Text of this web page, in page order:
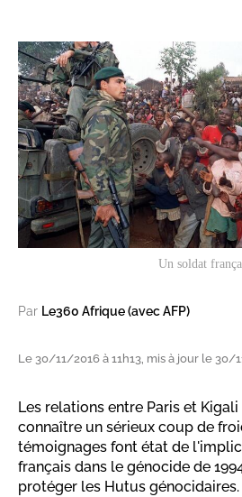
Un soldat
Par Le360 Afrique (avec AFP)
Le 30/11/2016 à 11h13, mis à jour le 30/
Les relations entre Paris et
connaître un sérieux coup de
témoignages font état de
français dans le génocide de
protéger les Hutus